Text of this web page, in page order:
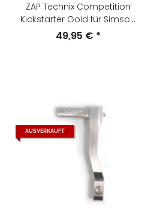
ZAP Technix Competition
Kickstarter Gold für Simson
S51 , S70 , S53 , S83
49,95 € *
AUSVERKAUFT